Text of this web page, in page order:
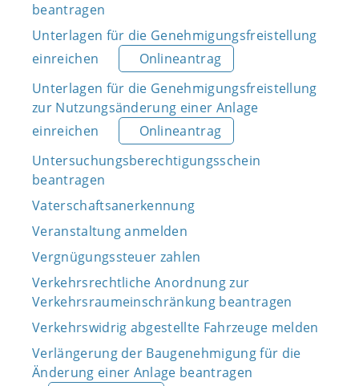
beantragen
Unterlagen für die Genehmigungsfreistellung
einreichen
Onlineantrag
Unterlagen für die Genehmigungsfreistellung
zur Nutzungsänderung einer Anlage
einreichen
Onlineantrag
Untersuchungsberechtigungsschein
beantragen
Vaterschaftsanerkennung
Veranstaltung anmelden
Vergnügungssteuer zahlen
Verkehrsrechtliche Anordnung zur
Verkehrsraumeinschränkung beantragen
Verkehrswidrig abgestellte Fahrzeuge melden
Verlängerung der Baugenehmigung für die
Änderung einer Anlage beantragen